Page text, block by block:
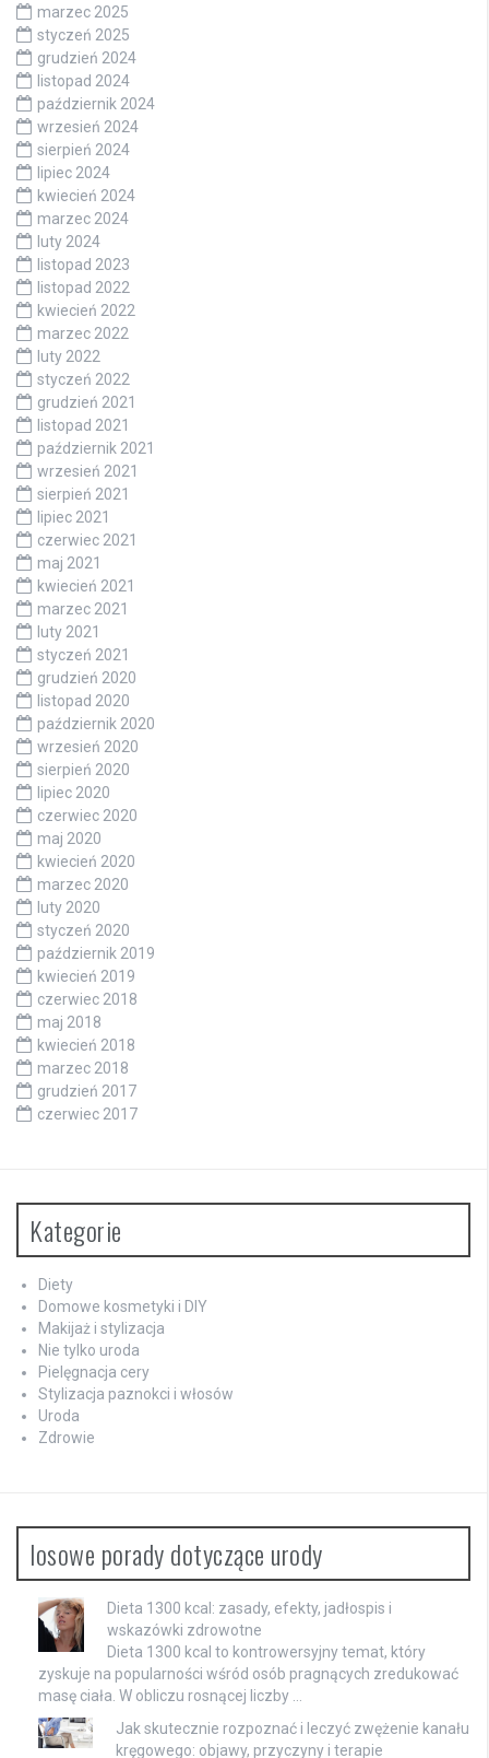
marzec 2025
styczeń 2025
grudzień 2024
listopad 2024
październik 2024
wrzesień 2024
sierpień 2024
lipiec 2024
kwiecień 2024
marzec 2024
luty 2024
listopad 2023
listopad 2022
kwiecień 2022
marzec 2022
luty 2022
styczeń 2022
grudzień 2021
listopad 2021
październik 2021
wrzesień 2021
sierpień 2021
lipiec 2021
czerwiec 2021
maj 2021
kwiecień 2021
marzec 2021
luty 2021
styczeń 2021
grudzień 2020
listopad 2020
październik 2020
wrzesień 2020
sierpień 2020
lipiec 2020
czerwiec 2020
maj 2020
kwiecień 2020
marzec 2020
luty 2020
styczeń 2020
październik 2019
kwiecień 2019
czerwiec 2018
maj 2018
kwiecień 2018
marzec 2018
grudzień 2017
czerwiec 2017
Kategorie
Diety
Domowe kosmetyki i DIY
Makijaż i stylizacja
Nie tylko uroda
Pielęgnacja cery
Stylizacja paznokci i włosów
Uroda
Zdrowie
losowe porady dotyczące urody
Dieta 1300 kcal: zasady, efekty, jadłospis i
wskazówki zdrowotne
Dieta 1300 kcal to kontrowersyjny temat, który
zyskuje na popularności wśród osób pragnących zredukować
masę ciała. W obliczu rosnącej liczby …
Jak skutecznie rozpoznać i leczyć zwężenie kanału
kręgowego: objawy, przyczyny i terapie